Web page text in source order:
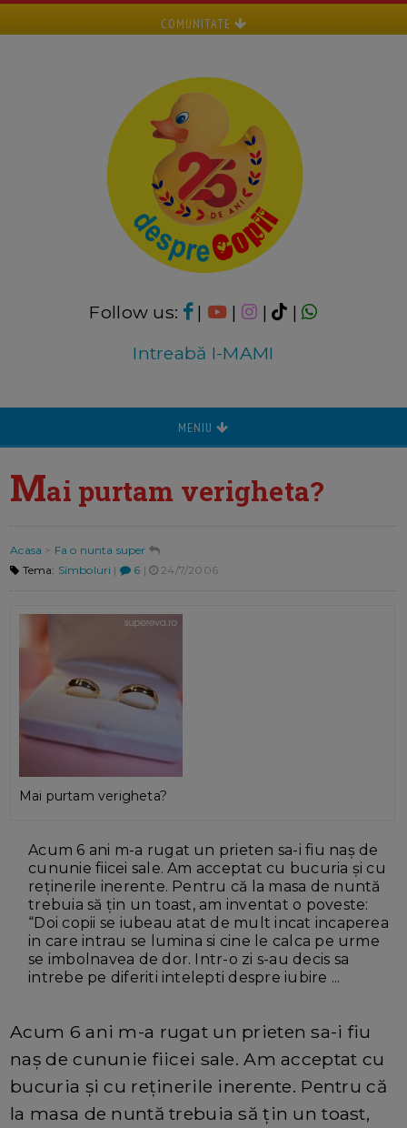
COMUNITATE
Follow us: | | |
|
Intreabă I-MAMI
MENIU
Mai purtam verigheta?
Acasa > Fa o nunta super
Tema: Simboluri | 6 | 24/7/2006
Mai purtam verigheta?
Acum 6 ani m-a rugat un prieten sa-i fiu naş de
cununie fiicei sale. Am acceptat cu bucuria şi cu
reţinerile inerente. Pentru că la masa de nuntă
trebuia să ţin un toast, am inventat o poveste:
“Doi copii se iubeau atat de mult incat incaperea
in care intrau se lumina si cine le calca pe urme
se imbolnavea de dor. Intr-o zi s-au decis sa
intrebe pe diferiti intelepti despre iubire ...
Acum 6 ani m-a rugat un prieten sa-i fiu
naş de cununie fiicei sale. Am acceptat cu
bucuria şi cu reţinerile inerente. Pentru că
la masa de nuntă trebuia să ţin un toast,